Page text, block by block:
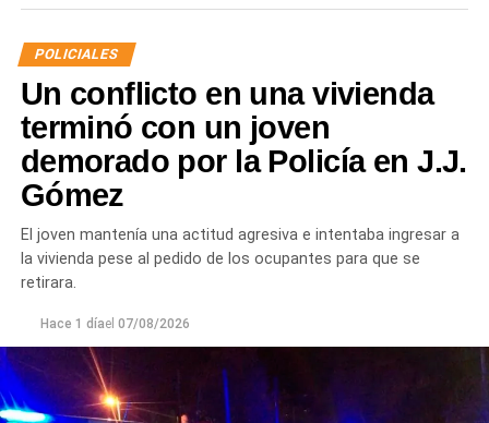
calidad de secuestro y queden a disposición de la
POLICIALES
Un conflicto en una vivienda
terminó con un joven
demorado por la Policía en J.J.
Gómez
El joven mantenía una actitud agresiva e intentaba ingresar a
la vivienda pese al pedido de los ocupantes para que se
retirara.
Hace 1 díael 07/08/2026